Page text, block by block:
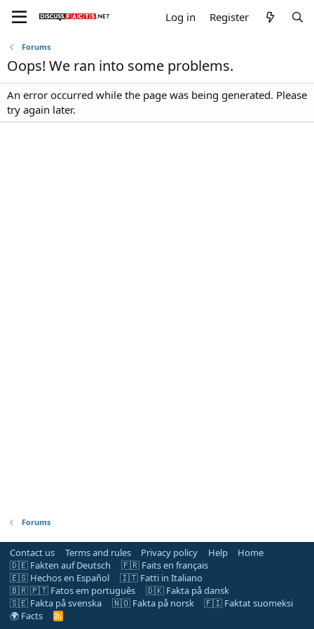
Log in Register
Forums
Oops! We ran into some problems.
An error occurred while the page was being generated. Please
try again later.
Forums
Contact us Terms and rules Privacy policy Help
Home
🇩🇪 Fakten auf Deutsch
🇫🇷 Faits en français
🇪🇸 Hechos en Español
🇮🇹 Fatti in Italiano
🇧🇷 🇵🇹 Fatos em português
🇩🇰 Fakta på dansk
🇸🇪 Fakta på svenska
🇳🇴 Fakta på norsk
🇫🇮 Faktat suomeksi
🌍 Facts
R